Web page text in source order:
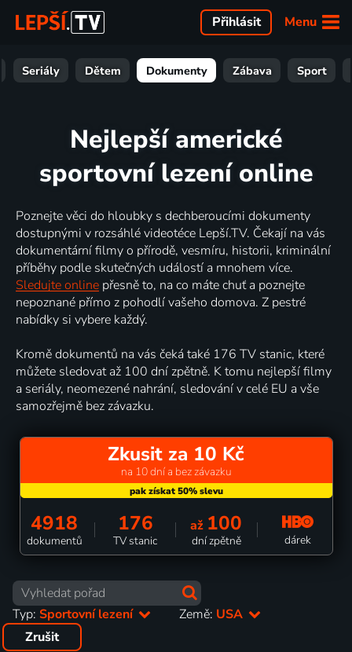
Menu
Přihlásit
Seriály Dětem Dokumenty Zábava Sport
Nejlepší americké
sportovní lezení online
Poznejte věci do hloubky s dechberoucími dokumenty
dostupnými v rozsáhlé videotéce Lepší.TV. Čekají na vás
dokumentární filmy o přírodě, vesmíru, historii, kriminální
příběhy podle skutečných událostí a mnohem více.
Sledujte online přesně to, na co máte chuť a poznejte
nepoznané přímo z pohodlí vašeho domova. Z pestré
nabídky si vybere každý.
Kromě dokumentů na vás čeká také 176 TV stanic, které
můžete sledovat až 100 dní zpětně. K tomu nejlepší filmy
a seriály, neomezené nahrání, sledování v celé EU a vše
samozřejmě bez závazku.
Zkusit za 10 Kč
na 10 dní a bez závazku
4918
dokumentů
176
TV stanic
až 100
dní zpětně dárek
Typ: Sportovní lezení Země: USA
Zrušit